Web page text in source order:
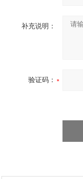
补充说明：
验证码：